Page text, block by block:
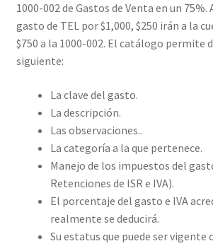
1000-002 de Gastos de Venta en un 75%.
gasto de TEL por $1,000, $250 irán a la
$750 a la 1000-002. El catálogo permite
siguiente:
La clave del gasto.
La descripción.
Las observaciones..
La categoría a la que pertenece.
Manejo de los impuestos del
Retenciones de ISR e IVA).
El porcentaje del gasto e IVA
realmente se deducirá.
Su estatus que puede ser vigente